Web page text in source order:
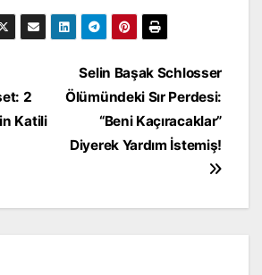
Selin Başak Schlosser
Ölümündeki Sır Perdesi:
“Beni Kaçıracaklar”
Diyerek Yardım İstemiş!
2
Katili